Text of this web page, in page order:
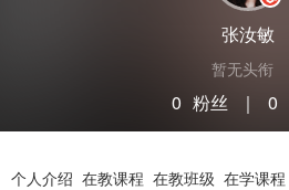
张汝敏
暂无头衔
0 粉丝 ｜ 0
个人介绍 在教课程 在教班级 在学课程